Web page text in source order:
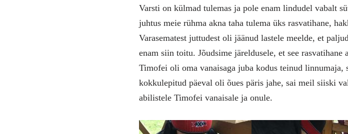
Varsti on külmad tulemas ja pole enam lindudel vabalt
juhtus meie rühma akna taha tulema üks rasvatihane,
Varasematest juttudest oli jäänud lastele meelde, et
enam siin toitu. Jõudsime järeldusele, et see
Timofei oli oma vanaisaga juba kodus teinud linnumaja,
kokkulepitud päeval oli õues päris jahe, sai meil siiski
abilistele Timofei vanaisale ja onule.